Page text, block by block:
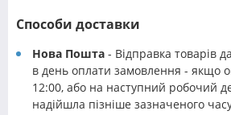
Способи доставки
Нова Пошта - Відправка товарів
в день оплати замовлення - якщо
12:00, або на наступний робочий
надійшла пізніше зазначеного